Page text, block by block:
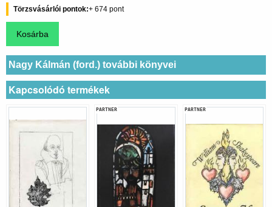
Törzsvásárlói pontok 674
Nagy Kálmán (ford.) további könyvei
Kapcsolódó termékek
PARTNER PARTNER